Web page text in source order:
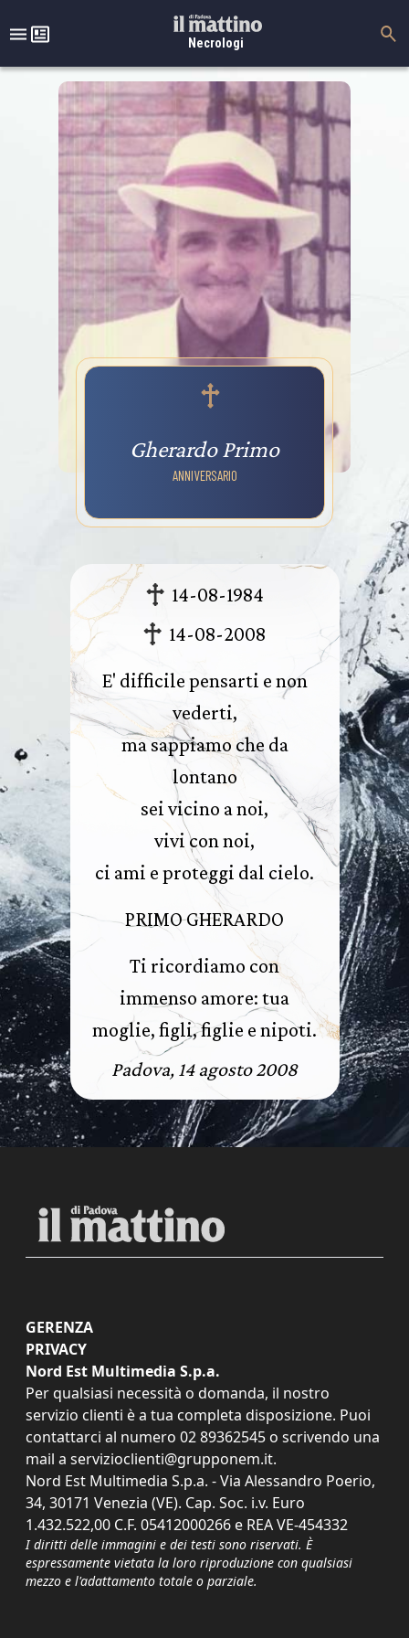
Necrologi
Gherardo Primo
ANNIVERSARIO
14-08-1984
14-08-2008
E' difficile pensarti e non
vederti,
ma sappiamo che da
lontano
sei vicino a noi,
vivi con noi,
ci ami e proteggi dal cielo.
PRIMO GHERARDO
Ti ricordiamo con
immenso amore: tua
moglie, figli, figlie e nipoti.
Padova, 14 agosto 2008
GERENZA
PRIVACY
Nord Est Multimedia S.p.a.
Per qualsiasi necessità o domanda, il nostro
servizio clienti è a tua completa disposizione. Puoi
contattarci al numero 02 89362545 o scrivendo una
mail a servizioclienti@grupponem.it.
Nord Est Multimedia S.p.a. - Via Alessandro Poerio,
34, 30171 Venezia (VE). Cap. Soc. i.v. Euro
1.432.522,00 C.F. 05412000266 e REA VE-454332
I diritti delle immagini e dei testi sono riservati. È
espressamente vietata la loro riproduzione con qualsiasi
mezzo e l'adattamento totale o parziale.